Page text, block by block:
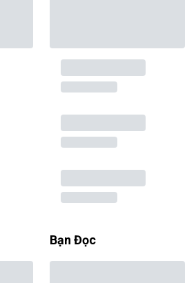
Bạn Đọc